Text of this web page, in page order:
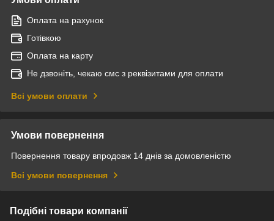
Оплата на рахунок
Готівкою
Оплата на карту
Не дзвоніть, чекаю смс з реквізитами для оплати
Всі умови оплати
Умови повернення
Повернення товару впродовж 14 днів за домовленістю
Всі умови повернення
Подібні товари компанії